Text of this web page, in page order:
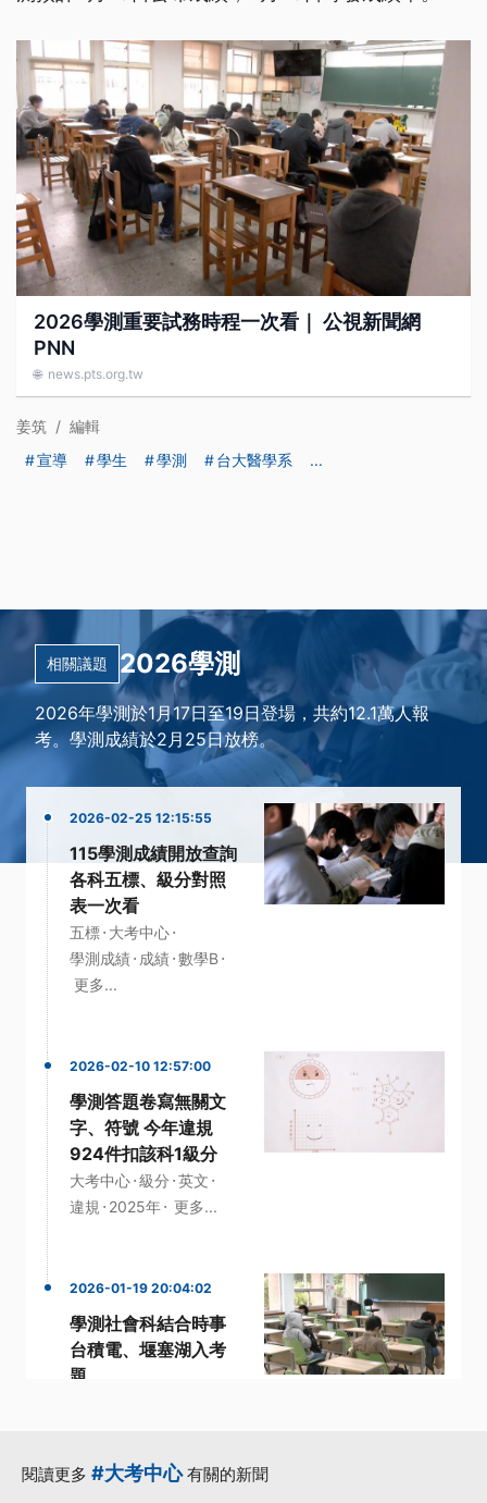
2026學測重要試務時程一次看｜ 公視新聞網
PNN
🌐 news.pts.org.tw
姜筑 / 編輯
宣導
學生 學測 台大醫學系 ...
相關議題 2026學測
2026年學測於1月17日至19日登場，共約12.1萬人報
考。學測成績於2月25日放榜。
2026-02-25 12:15:55
115學測成績開放查詢
各科五標、級分對照
表一次看
五標· 大考中心·
學測成績· 成績·數學B·
更多...
2026-02-10 12:57:00
學測答題卷寫無關文
字、符號 今年違規
924件扣該科1級分
大考中心·級分 ·英文 ·
違規 · 2025年· 更多...
2026-01-19 20:04:02
學測社會科結合時事
台積電、堰塞湖入考
題
閱讀更多 #大考中心有關的新聞